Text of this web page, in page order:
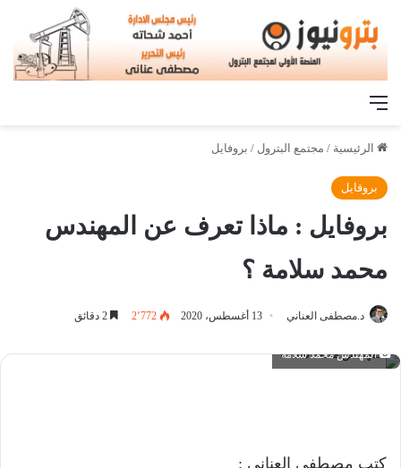
القائمة
الرئيسية / مجتمع البترول / بروفايل
بروفايل
بروفايل : ماذا تعرف عن المهندس
محمد سلامة ؟
د.مصطفى العناني 13 أغسطس، 2020 2٬772
المهندس محمد سلامة
كتب مصطفى العناني :